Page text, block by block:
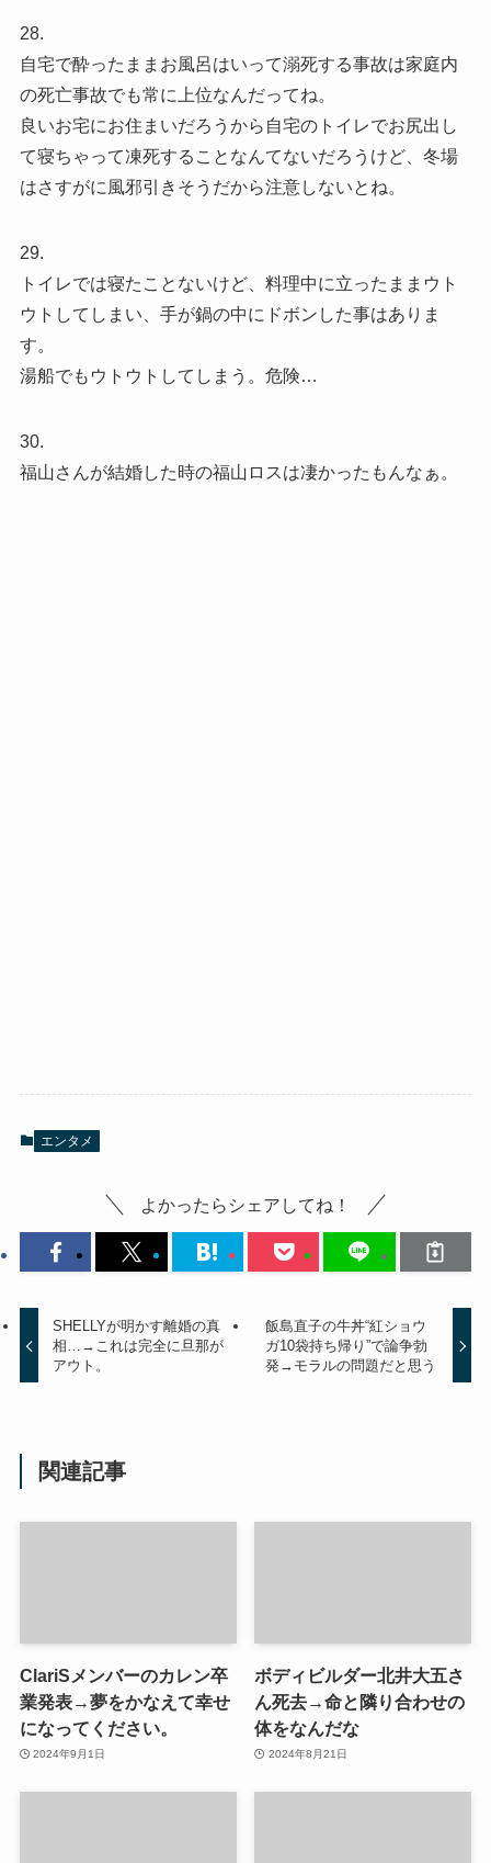
28.
自宅で酔ったままお風呂はいって溺死する事故は家庭内
の死亡事故でも常に上位なんだってね。
良いお宅にお住まいだろうから自宅のトイレでお尻出し
て寝ちゃって凍死することなんてないだろうけど、冬場
はさすがに風邪引きそうだから注意しないとね。
29.
トイレでは寝たことないけど、料理中に立ったままウト
ウトしてしまい、手が鍋の中にドボンした事はありま
す。
湯船でもウトウトしてしまう。危険…
30.
福山さんが結婚した時の福山ロスは凄かったもんなぁ。
エンタメ
よかったらシェアしてね！
SHELLYが明かす離婚の真
相…→これは完全に旦那が
アウト。
飯島直子の牛丼“紅ショウ
ガ10袋持ち帰り”で論争勃
発→モラルの問題だと思う
関連記事
ClariSメンバーのカレン卒
業発表→夢をかなえて幸せ
になってください。
2024年9月1日
ボディビルダー北井大五さ
ん死去→命と隣り合わせの
体をなんだな
2024年8月21日